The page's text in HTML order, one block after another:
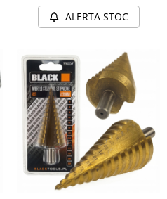
ALERTA STOC